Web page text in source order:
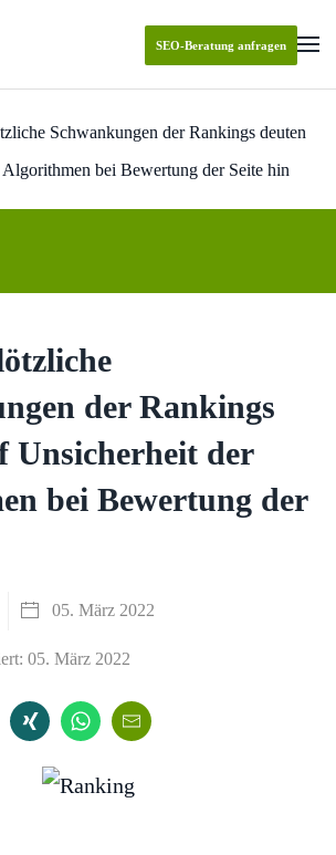
SEO-Beratung anfragen
Schwankungen der Rankings deuten
bei Bewertung der Seite hin
der Rankings
Unsicherheit der
bei Bewertung der
05. März 2022
05. März 2022